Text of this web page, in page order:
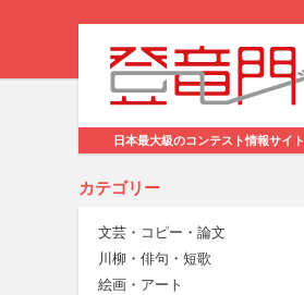
日本最大級のコンテスト情報サイト
カテゴリー
文芸・コピー・論文
川柳・俳句・短歌
絵画・アート